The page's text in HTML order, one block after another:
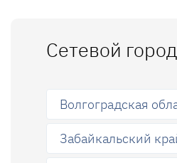
Сетевой город
Волгоградская
Забайкальский